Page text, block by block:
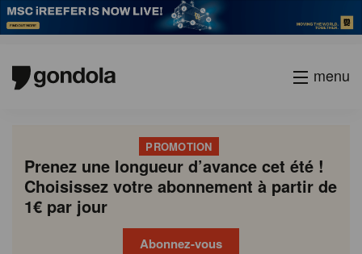
menu
PROMOTION
Prenez une longueur d’avance cet été !
Choisissez votre abonnement à partir de
1€ par jour
Abonnez-vous